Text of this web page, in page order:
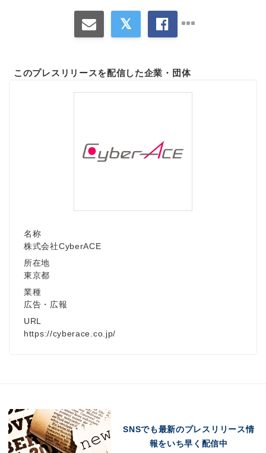
このプレスリリースを配信した企業・団体
名称
株式会社CyberACE
所在地
東京都
業種
広告・広報
URL
https://cyberace.co.jp/
SNSでも最新のプレスリリース情
報をいち早く配信中